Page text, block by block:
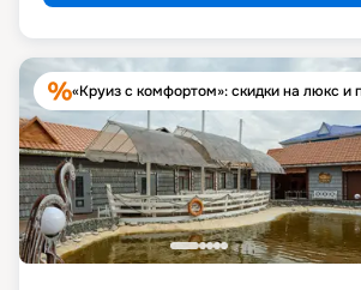
«Круиз с комфортом»: скидки на люкс и